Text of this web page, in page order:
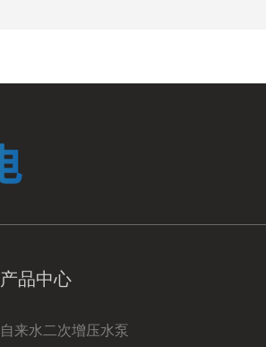
产品中心
自来水二次增压水泵